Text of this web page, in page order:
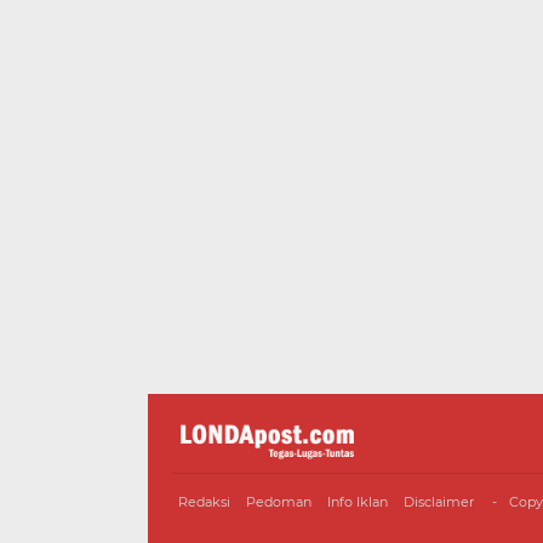
Redaksi Pedoman Info Iklan Disclaimer